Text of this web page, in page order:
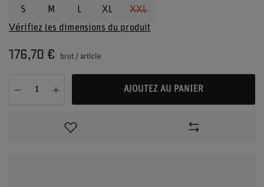
S
M L XL
XXL
Vérifiez les dimensions du produit
176,70 € brut / article
AJOUTEZ AU PANIER